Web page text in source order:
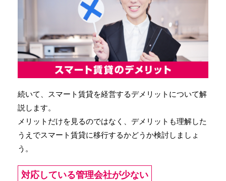
続いて、スマート賃貸を経営するデメリットについて解
説します。
メリットだけを見るのではなく、デメリットも理解した
うえでスマート賃貸に移行するかどうか検討しましょ
う。
対応している管理会社が少ない